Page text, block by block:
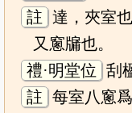
註 達，夾室
又窻牖也。
禮·明堂位 刮
註 每室八窻